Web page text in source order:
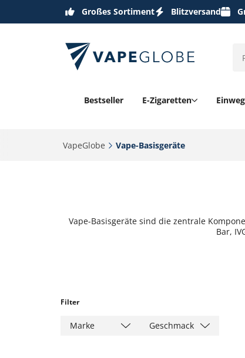
Großes Sortiment Blitzversand
Bestseller E-Zigaretten
VapeGlobe‎ Vape-Basisgeräte‎
Vape-Basisgeräte sind die zentrale
Bar,
Filter
Marke Geschmack